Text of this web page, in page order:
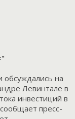
обсуждались на
Левинтале в
инвестиций в
пресс-